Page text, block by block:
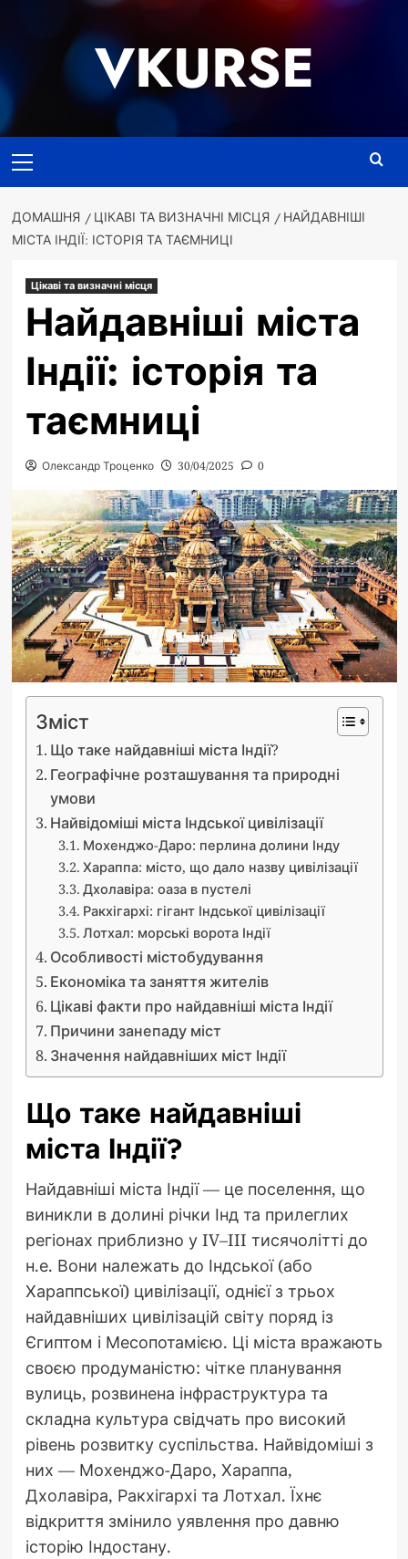
VKURSE
меню
ДОМАШНЯ ЦІКАВІ ТА ВИЗНАЧНІ МІСЦЯ
НАЙДАВНІШІ
МІСТА ІНДІЇ: ІСТОРІЯ ТА ТАЄМНИЦІ
Цікаві та визначні місця
Найдавніші міста
Індії: історія та
таємниці
Олександр Троценко 30/04/2025 0
Зміст
Що таке найдавніші міста Індії?
Географічне розташування та природні
умови
Найвідоміші міста Індської цивілізації
Мохенджо-Даро: перлина долини Інду
Хараппа: місто, що дало назву цивілізації
Дхолавіра: оаза в пустелі
Ракхігархі: гігант Індської цивілізації
Лотхал: морські ворота Індії
Особливості містобудування
Економіка та заняття жителів
Цікаві факти про найдавніші міста Індії
Причини занепаду міст
Значення найдавніших міст Індії
Що таке найдавніші
міста Індії?
Найдавніші міста Індії — це поселення, що
виникли в долині річки Інд та прилеглих
регіонах приблизно у IV–III тисячолітті до
н.е. Вони належать до Індської (або
Хараппської) цивілізації, однієї з трьох
найдавніших цивілізацій світу поряд із
Єгиптом і Месопотамією. Ці міста вражають
своєю продуманістю: чітке планування
вулиць, розвинена інфраструктура та
складна культура свідчать про високий
рівень розвитку суспільства. Найвідоміші з
них — Мохенджо-Даро, Хараппа,
Дхолавіра, Ракхігархі та Лотхал. Їхнє
відкриття змінило уявлення про давню
історію Індостану.